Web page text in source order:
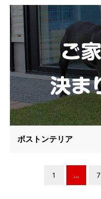
ボストンテリア
1 … 7